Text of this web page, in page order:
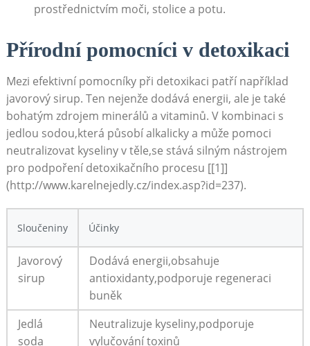
prostřednictvím moči,​ stolice a potu.
Přírodní pomocníci v detoxikaci
Mezi ⁣efektivní⁢ pomocníky při ​detoxikaci patří ⁢například
javorový sirup. Ten ⁤nejenže dodává energii, ale ⁤je také
bohatým zdrojem‍ minerálů a‌ vitaminů.​ V kombinaci ⁣s
jedlou sodou,která působí alkalicky a může pomoci
neutralizovat kyseliny v těle,se⁢ stává⁤ silným nástrojem
pro podpoření ⁢detoxikačního procesu [[1]]
(http://www.karelnejedly.cz/index.asp?id=237).
Sloučeniny Účinky
Javorový
sirup
Dodává energii,obsahuje
antioxidanty,podporuje regeneraci
buněk
Jedlá
soda
Neutralizuje ​kyseliny,podporuje
vylučování toxinů